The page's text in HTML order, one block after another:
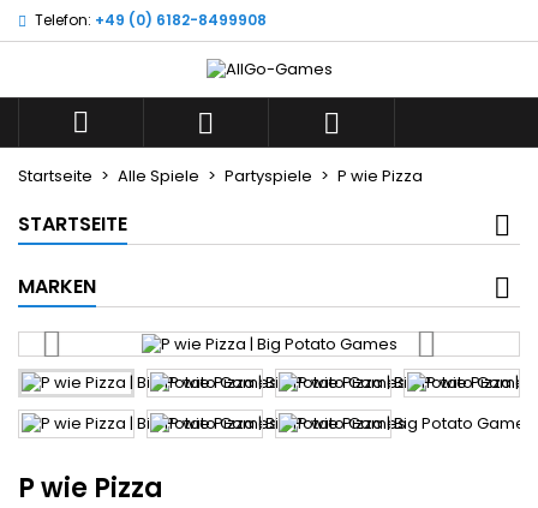
Telefon: +49 (0) 6182-8499908
  
Startseite Alle Spiele Partyspiele P wie Pizza
STARTSEITE
MARKEN
P wie Pizza
Wunschliste ×
add_circle_outline
Neue Liste anlegen
((title)) ×
((label))
Anmelden ×
Sie müssen angemeldet sein, um Artikel Ihrer
Wunschliste hinzufügen zu können.